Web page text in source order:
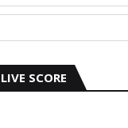
LIVE SCORE